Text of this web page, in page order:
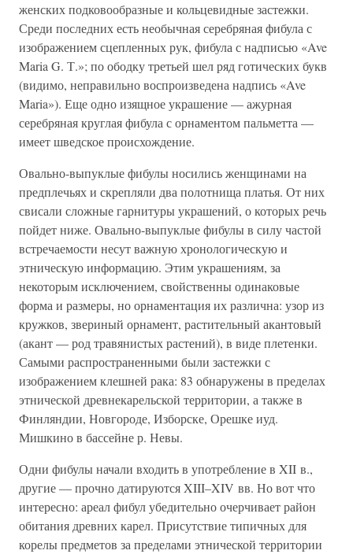
женских подковообразные и кольцевидные застежки.
Среди последних есть необычная серебряная фибула с
изображением сцепленных рук, фибула с надписью «Ave
Maria G. Т.»; по ободку третьей шел ряд готических букв
(видимо, неправильно воспроизведена надпись «Ave
Maria»). Еще одно изящное украшение — ажурная
серебряная круглая фибула с орнаментом пальметта —
имеет шведское происхождение.
Овально-выпуклые фибулы носились женщинами на
предплечьях и скрепляли два полотнища платья. От них
свисали сложные гарнитуры украшений, о которых речь
пойдет ниже. Овально-выпуклые фибулы в силу частой
встречаемости несут важную хронологическую и
этническую информацию. Этим украшениям, за
некоторым исключением, свойственны одинаковые
форма и размеры, но орнаментация их различна: узор из
кружков, звериный орнамент, растительный акантовый
(акант — род травянистых растений), в виде плетенки.
Самыми распространенными были застежки с
изображением клешней рака: 83 обнаружены в пределах
этнической древнекарельской территории, а также в
Финляндии, Новгороде, Изборске, Орешке иуд.
Мишкино в бассейне р. Невы.
Одни фибулы начали входить в употребление в XII в.,
другие — прочно датируются XIII–XIV вв. Но вот что
интересно: ареал фибул убедительно очерчивает район
обитания древних карел. Присутствие типичных для
корелы предметов за пределами этнической территории